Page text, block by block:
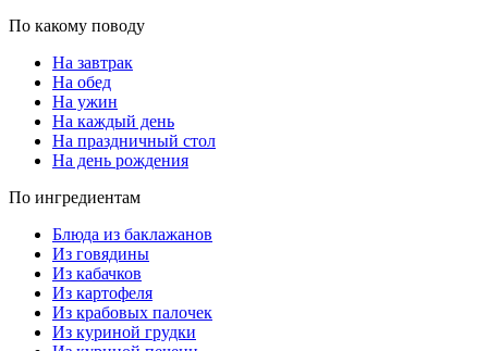
По какому поводу
На завтрак
На обед
На ужин
На каждый день
На праздничный стол
На день рождения
По ингредиентам
Блюда из баклажанов
Из говядины
Из кабачков
Из картофеля
Из крабовых палочек
Из куриной грудки